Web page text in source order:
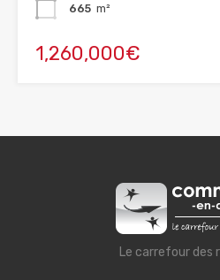
665 m²
1,260,000€
Le carrefour des